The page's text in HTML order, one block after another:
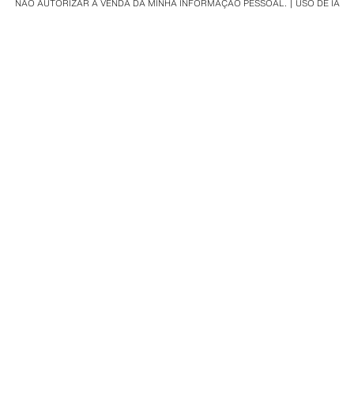
NÃO AUTORIZAR A VENDA DA MINHA INFORMAÇÃO PESSOAL. USO DE IA